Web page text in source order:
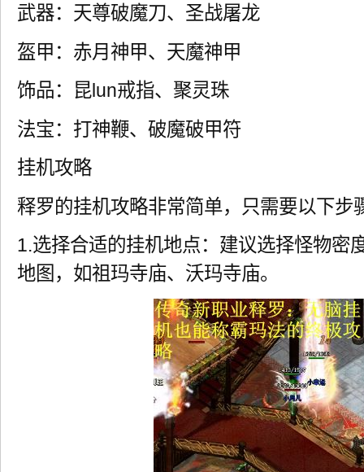
武器：天尊破魔刀、圣战屠龙
盔甲：赤月神甲、天魔神甲
饰品：昆lun戒指、聚灵珠
法宝：打神鞭、破魔破甲符
挂机攻略
释罗的挂机攻略非常简单，只需要以下步
1.选择合适的挂机地点：建议选择怪物密
地图，如祖玛寺庙、沃玛寺庙。